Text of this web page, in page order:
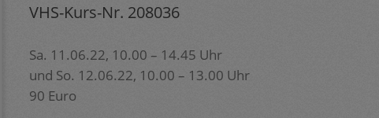
VHS-Kurs-Nr. 208036
Sa. 11.06.22, 10.00 – 14.45 Uhr
und So. 12.06.22, 10.00 – 13.00 Uhr
90 Euro